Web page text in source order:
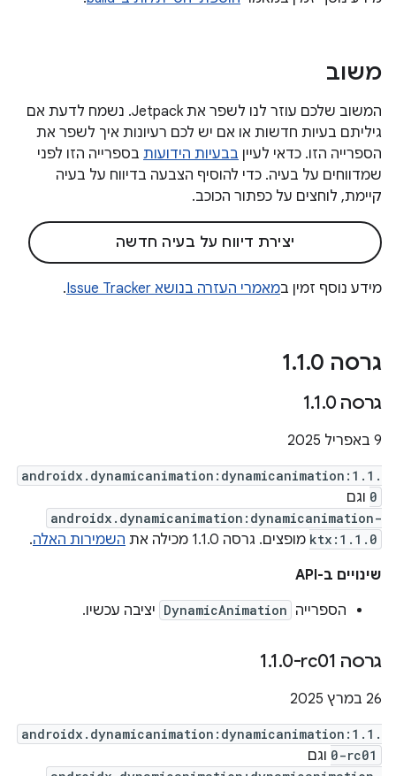
משוב
המשוב שלכם עוזר לנו לשפר את Jetpack. נשמח לדעת אם
גיליתם בעיות חדשות או אם יש לכם רעיונות איך לשפר את
הספרייה הזו. כדאי לעיין בבעיות הידועות בספרייה הזו לפני
שמדווחים על בעיה. כדי להוסיף הצבעה בדיווח על בעיה
קיימת, לוחצים על כפתור הכוכב.
יצירת דיווח על בעיה חדשה
מידע נוסף זמין במאמרי העזרה בנושא Issue Tracker .
גרסה 1 .1.0
גרסה 1 .1.0
‫9 באפריל 2025
androidx.dynamicanimation:dynamicanimation:1.1.
0 וגם
androidx.dynamicanimation:dynamicanimation-
ktx:1.1.0 מופצים. גרסה 1.1.0 מכילה את השמירות האלה.
שינויים ב-API
הספרייה DynamicAnimation יציבה עכשיו.
גרסה ‎1 .1.0-rc01
‫26 במרץ 2025
androidx.dynamicanimation:dynamicanimation:1.1.
0-rc01 וגם